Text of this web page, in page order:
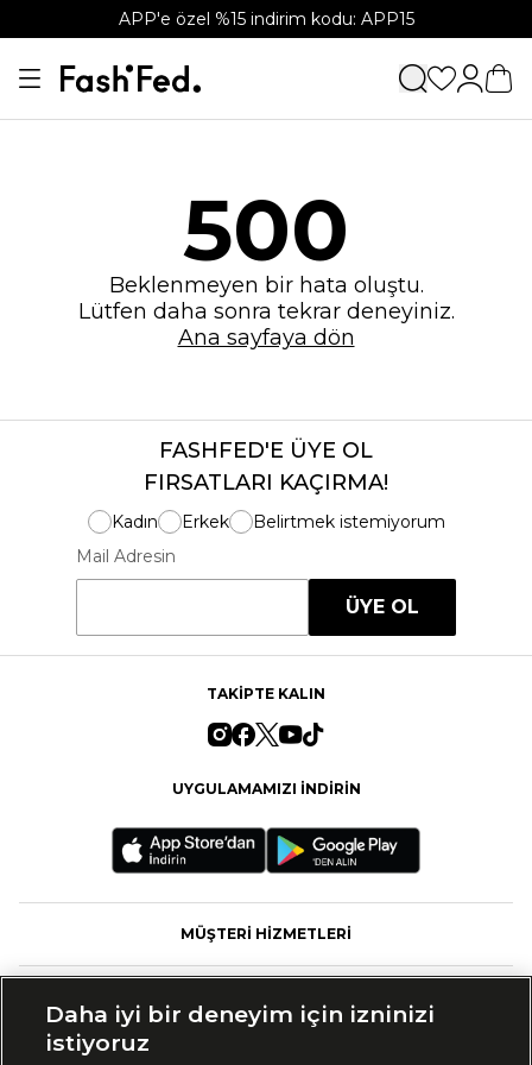
APP'e özel %15 indirim kodu: APP15
500
Beklenmeyen bir hata oluştu.
Lütfen daha sonra tekrar deneyiniz.
Ana sayfaya dön
FASHFED'E ÜYE OL
FIRSATLARI KAÇIRMA!
Kadın Erkek
Belirtmek istemiyorum
Mail Adresin
ÜYE OL
TAKİPTE KALIN
UYGULAMAMIZI İNDİRİN
MÜŞTERİ HİZMETLERİ
Daha iyi bir deneyim için izninizi
istiyoruz